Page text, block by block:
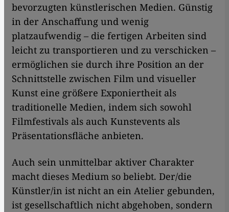
bevorzugten künstlerischen Medien. Günstig
in der Anschaffung und wenig
platzaufwendig – die fertigen Arbeiten sind
leicht zu transportieren und zu verschicken –
ermöglichen sie durch ihre Position an der
Schnittstelle zwischen Film und visueller
Kunst eine größere Exponiertheit als
traditionelle Medien, indem sich sowohl
Filmfestivals als auch Kunstevents als
Präsentationsfläche anbieten.
Auch sein unmittelbar aktiver Charakter
macht dieses Medium so beliebt. Der/die
Künstler/in ist nicht an ein Atelier gebunden,
ist gesellschaftlich nicht abgehoben, sondern